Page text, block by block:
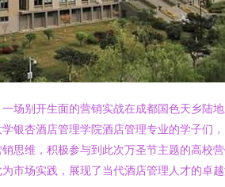
场别开生面的营销实战在成都国色天乡陆
银杏酒店管理学院酒店管理专业的学子们
思维，积极参与到此次万圣节主题的高校
市场实践，展现了当代酒店管理人才的卓